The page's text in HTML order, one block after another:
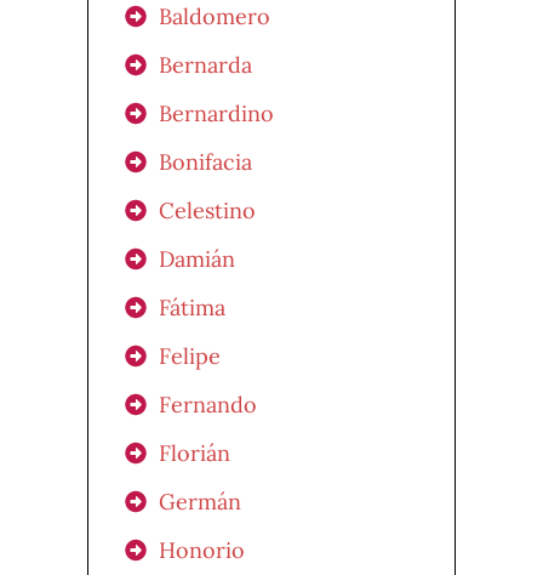
Baldomero
Bernarda
Bernardino
Bonifacia
Celestino
Damián
Fátima
Felipe
Fernando
Florián
Germán
Honorio